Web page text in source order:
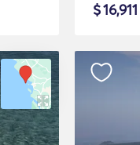
$16,911